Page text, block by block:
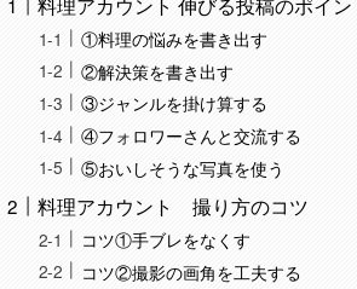
①料理の悩みを書き出す
②解決策を書き出す
③ジャンルを掛け算する
④フォロワーさんと交流する
⑤おいしそうな写真を使う
料理アカウント 撮り方のコツ
コツ①手ブレをなくす
コツ②撮影の画角を工夫する